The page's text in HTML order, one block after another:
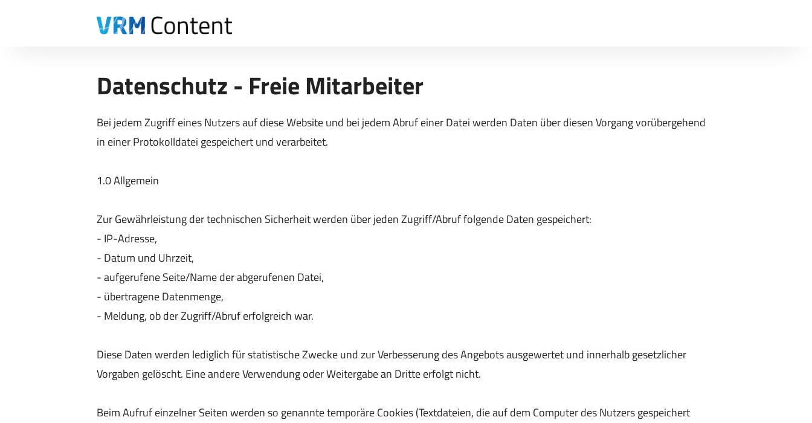
Datenschutz - Freie Mitarbeiter
Bei jedem Zugriff eines Nutzers auf diese Website und bei jedem Abruf einer Datei werden Daten über diesen Vorgang vorübergehend
in einer Protokolldatei gespeichert und verarbeitet.
1.0 Allgemein
Zur Gewährleistung der technischen Sicherheit werden über jeden Zugriff/Abruf folgende Daten gespeichert:
- IP-Adresse,
- Datum und Uhrzeit,
- aufgerufene Seite/Name der abgerufenen Datei,
- übertragene Datenmenge,
- Meldung, ob der Zugriff/Abruf erfolgreich war.
Diese Daten werden lediglich für statistische Zwecke und zur Verbesserung des Angebots ausgewertet und innerhalb gesetzlicher
Vorgaben gelöscht. Eine andere Verwendung oder Weitergabe an Dritte erfolgt nicht.
Beim Aufruf einzelner Seiten werden so genannte temporäre Cookies (Textdateien, die auf dem Computer des Nutzers gespeichert